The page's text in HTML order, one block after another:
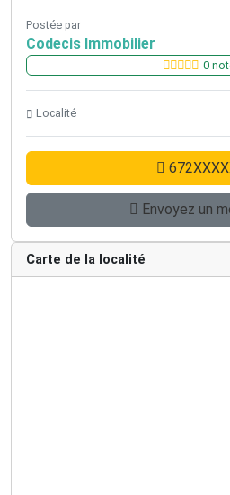
Postée par
Codecis Immobilier
0
Localité
Envoyez un
Carte de la localité